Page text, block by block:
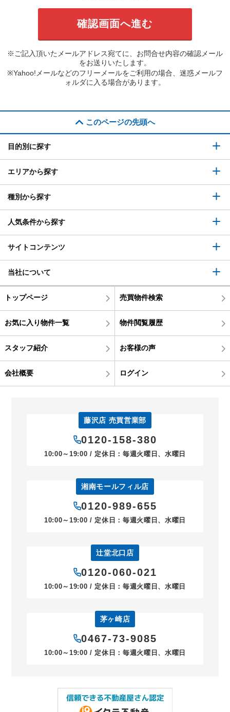
※ご記入頂いたメールアドレス宛てに、お問合せ内容の確認メール
をお送りいたします。
※Yahoo!メールなどのフリーメールをご利用の場合、迷惑メールフ
ォルダに入る場合があります。
このページの先頭へ
目的別に探す
エリアから探す
種別から探す
人気条件から探す
サイトコンテンツ
当社について
トップページ 売買物件検索
お気に入り物件一覧 物件閲覧履歴
スタッフ紹介 お客様の声
会社概要 ログイン
藤沢店 売買営業部
0120-158-380
10:00～19:00 / 定休日：毎週火曜日、水曜日
湘南モールフィル店
0120-989-655
10:00～19:00 / 定休日：毎週火曜日、水曜日
辻堂北口店
0120-060-021
10:00～19:00 / 定休日：毎週火曜日、水曜日
茅ヶ崎店
0467-73-9085
10:00～19:00 / 定休日：毎週火曜日、水曜日